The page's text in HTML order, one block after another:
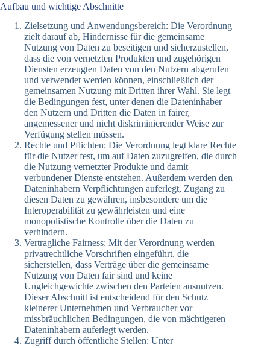
Aufbau und wichtige Abschnitte
Zielsetzung und Anwendungsbereich: Die Verordnung
zielt darauf ab, Hindernisse für die gemeinsame
Nutzung von Daten zu beseitigen und sicherzustellen,
dass die von vernetzten Produkten und zugehörigen
Diensten erzeugten Daten von den Nutzern abgerufen
und verwendet werden können, einschließlich der
gemeinsamen Nutzung mit Dritten ihrer Wahl. Sie legt
die Bedingungen fest, unter denen die Dateninhaber
den Nutzern und Dritten die Daten in fairer,
angemessener und nicht diskriminierender Weise zur
Verfügung stellen müssen.
Rechte und Pflichten: Die Verordnung legt klare Rechte
für die Nutzer fest, um auf Daten zuzugreifen, die durch
die Nutzung vernetzter Produkte und damit
verbundener Dienste entstehen. Außerdem werden den
Dateninhabern Verpflichtungen auferlegt, Zugang zu
diesen Daten zu gewähren, insbesondere um die
Interoperabilität zu gewährleisten und eine
monopolistische Kontrolle über die Daten zu
verhindern.
Vertragliche Fairness: Mit der Verordnung werden
privatrechtliche Vorschriften eingeführt, die
sicherstellen, dass Verträge über die gemeinsame
Nutzung von Daten fair sind und keine
Ungleichgewichte zwischen den Parteien ausnutzen.
Dieser Abschnitt ist entscheidend für den Schutz
kleinerer Unternehmen und Verbraucher vor
missbräuchlichen Bedingungen, die von mächtigeren
Dateninhabern auferlegt werden.
Zugriff durch öffentliche Stellen: Unter